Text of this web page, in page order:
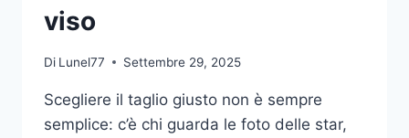
viso
Di Lunel77 Settembre 29, 2025
Scegliere il taglio giusto non è sempre
semplice: c’è chi guarda le foto delle star,